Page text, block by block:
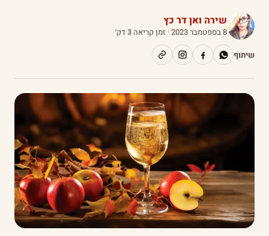
שירה ואן דר כץ
8 בספטמבר 2023
· זמן קריאה 3 דק׳
שיתוף